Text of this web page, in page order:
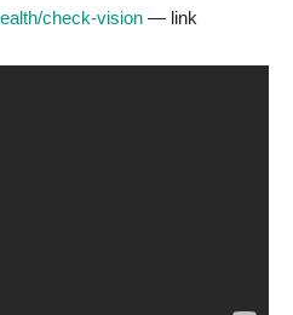
check-vision — link